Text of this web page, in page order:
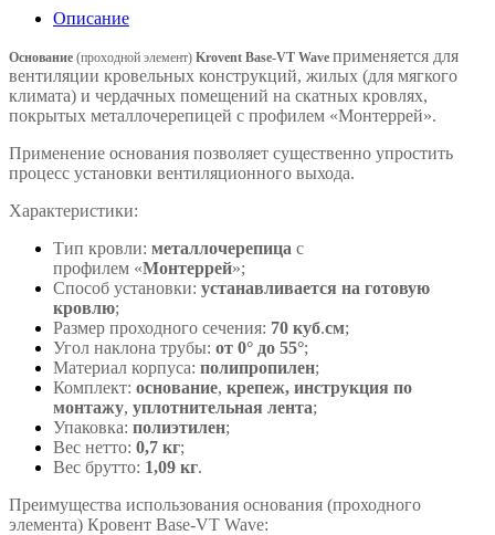
Описание
Основание (проходной элемент) Krovent Base-VT Wave применяется для
вентиляции кровельных конструкций, жилых (для мягкого
климата) и чердачных помещений на скатных кровлях,
покрытых металлочерепицей с профилем «Монтеррей».
Применение основания позволяет существенно упростить
процесс установки вентиляционного выхода.
Характеристики:
Тип кровли: металлочерепица с
профилем «Монтеррей»;
Способ установки: устанавливается на готовую
кровлю;
Размер проходного сечения: 70 куб.см;
Угол наклона трубы: от 0° до 55°;
Материал корпуса: полипропилен;
Комплект: основание, крепеж, инструкция по
монтажу, уплотнительная лента;
Упаковка: полиэтилен;
Вес нетто: 0,7 кг;
Вес брутто: 1,09 кг.
Преимущества использования основания (проходного
элемента) Кровент Base-VT Wave: